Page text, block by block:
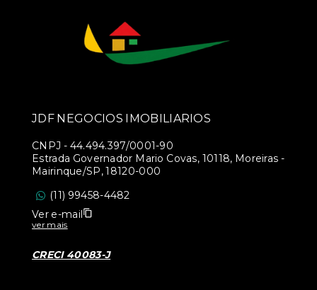
JDF NEGOCIOS IMOBILIARIOS
CNPJ - 44.494.397/0001-90
Estrada Governador Mario Covas, 10118, Moreiras -
Mairinque/SP, 18120-000
(11) 99458-4482
Ver e-mail
ver mais
CRECI 40083-J